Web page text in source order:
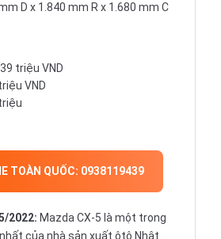
D x 1.840 mm R x 1.680 mm C
triệu VND
VND
TOÀN QUỐC: 0938119439
2022: Mazda CX-5 là một trong
của nhà sản xuất ôtô Nhật